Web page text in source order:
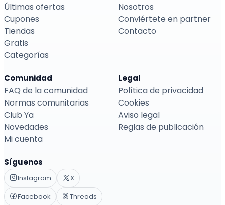
Últimas ofertas
Cupones
Tiendas
Gratis
Categorías
Nosotros
Conviértete en partner
Contacto
Comunidad
FAQ de la comunidad
Normas comunitarias
Club Ya
Novedades
Mi cuenta
Legal
Política de privacidad
Cookies
Aviso legal
Reglas de publicación
Síguenos
Instagram
X
Facebook
Threads